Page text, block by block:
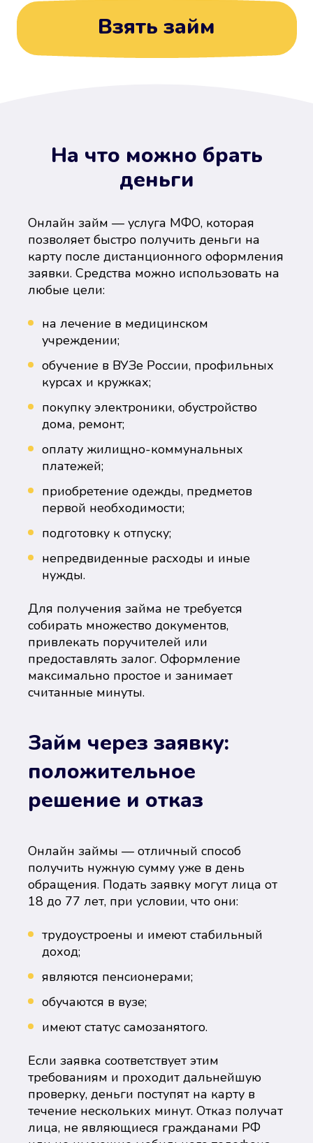
Взять займ
На что можно брать
деньги
Онлайн займ — услуга МФО, которая
позволяет быстро получить деньги на
карту после дистанционного оформления
заявки. Средства можно использовать на
любые цели:
на лечение в медицинском
учреждении;
обучение в ВУЗе России, профильных
курсах и кружках;
покупку электроники, обустройство
дома, ремонт;
оплату жилищно-коммунальных
платежей;
приобретение одежды, предметов
первой необходимости;
подготовку к отпуску;
непредвиденные расходы и иные
нужды.
Для получения займа не требуется
собирать множество документов,
привлекать поручителей или
предоставлять залог. Оформление
максимально простое и занимает
считанные минуты.
Займ через заявку:
положительное
решение и отказ
Онлайн займы — отличный способ
получить нужную сумму уже в день
обращения. Подать заявку могут лица от
18 до 77 лет, при условии, что они:
трудоустроены и имеют стабильный
доход;
являются пенсионерами;
обучаются в вузе;
имеют статус самозанятого.
Если заявка соответствует этим
требованиям и проходит дальнейшую
проверку, деньги поступят на карту в
течение нескольких минут. Отказ получат
лица, не являющиеся гражданами РФ